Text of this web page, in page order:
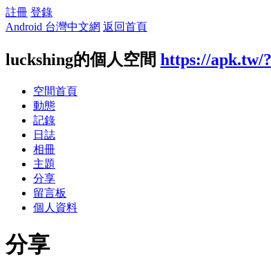
註冊 登錄
Android 台灣中文網 返回首頁
luckshing的個人空間 https://apk.tw/
空間首頁
動態
記錄
日誌
相冊
主題
分享
留言板
個人資料
分享